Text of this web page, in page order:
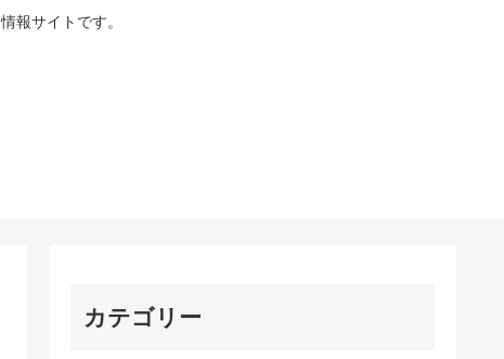
報サイトです。
カテゴリー